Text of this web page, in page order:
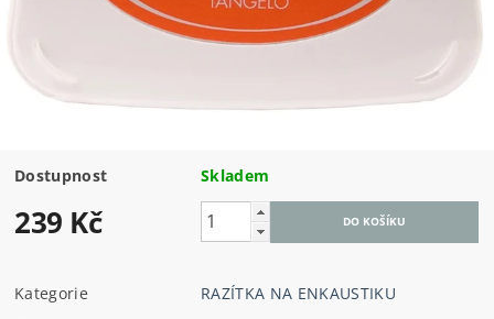
Dostupnost Skladem
239 Kč
Kategorie
RAZÍTKA NA ENKAUSTIKU